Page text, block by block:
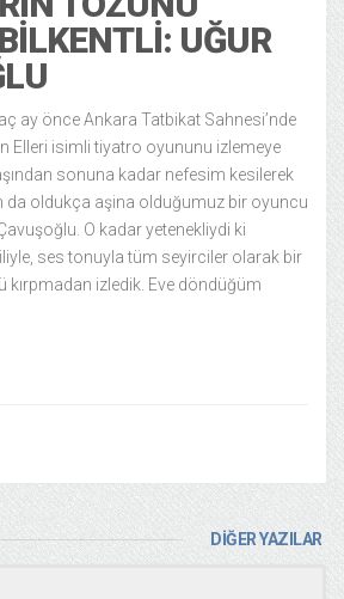
UĞUR
ay önce Ankara Tatbikat Sahnesi’nde
Elleri isimli tiyatro oyununu izlemeye
sonuna kadar nefesim kesilerek
da oldukça aşina olduğumuz bir oyuncu
O kadar yetenekliydi ki
ses tonuyla tüm seyirciler olarak bir
kırpmadan izledik. Eve döndüğüm
DİĞER YAZILAR